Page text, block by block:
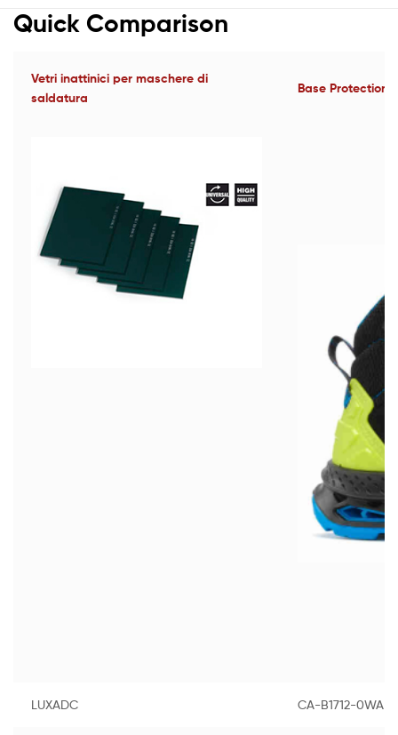
Quick Comparison
Vetri inattinici per maschere di
saldatura
Base Protection
LUXADC CA-B1712-0WA